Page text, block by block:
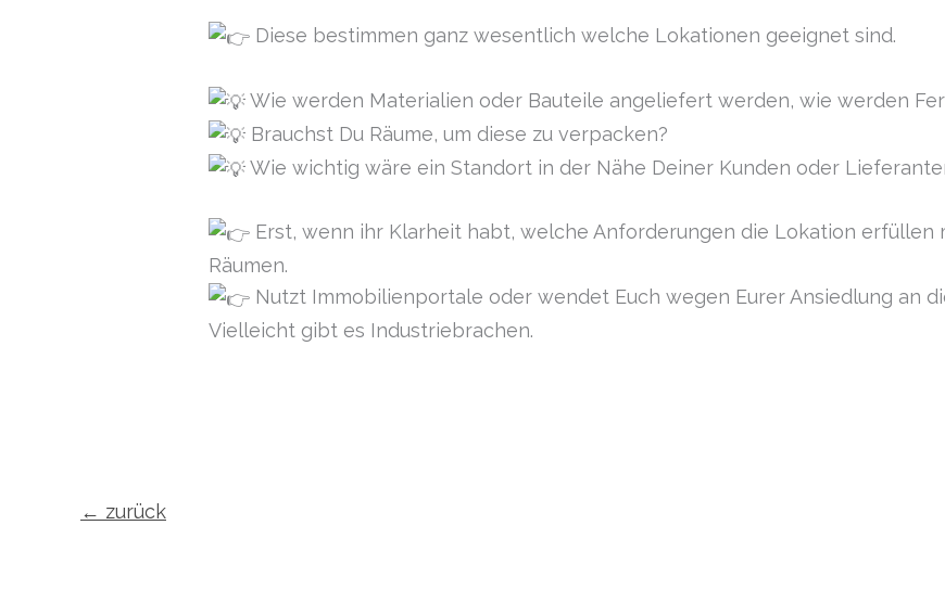
Diese bestimmen ganz wesentlich welche Lokationen geeignet sind.
Wie werden Materialien oder Bauteile angeliefert werden, wie werden
Brauchst Du Räume, um diese zu verpacken?
Wie wichtig wäre ein Standort in der Nähe Deiner Kunden oder
Erst, wenn ihr Klarheit habt, welche Anforderungen die Lokation erfüllen
Räumen.
Nutzt Immobilienportale oder wendet Euch wegen Eurer Ansiedlung an
Vielleicht gibt es Industriebrachen.
← zurück